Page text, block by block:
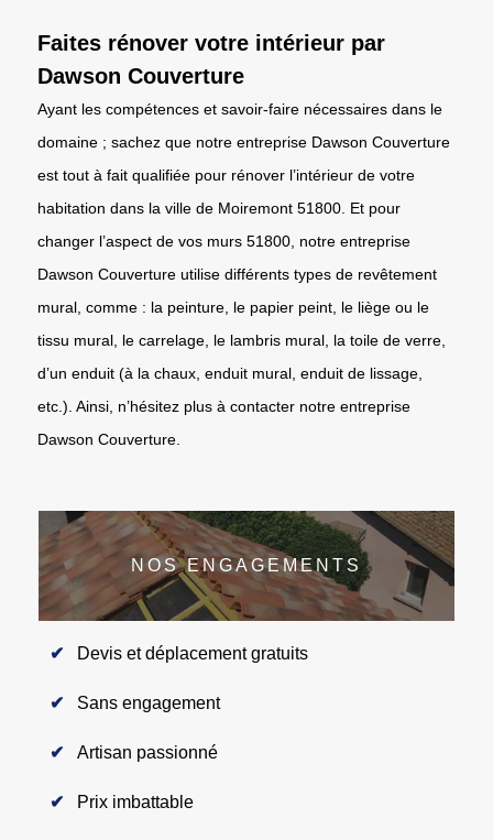
Faites rénover votre intérieur par
Dawson Couverture
Ayant les compétences et savoir-faire nécessaires dans le
domaine ; sachez que notre entreprise Dawson Couverture
est tout à fait qualifiée pour rénover l’intérieur de votre
habitation dans la ville de Moiremont 51800. Et pour
changer l’aspect de vos murs 51800, notre entreprise
Dawson Couverture utilise différents types de revêtement
mural, comme : la peinture, le papier peint, le liège ou le
tissu mural, le carrelage, le lambris mural, la toile de verre,
d’un enduit (à la chaux, enduit mural, enduit de lissage,
etc.). Ainsi, n’hésitez plus à contacter notre entreprise
Dawson Couverture.
NOS ENGAGEMENTS
Devis et déplacement gratuits
Sans engagement
Artisan passionné
Prix imbattable